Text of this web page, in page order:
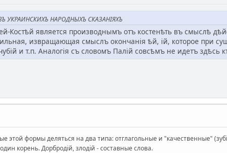
УКРАИНСКИХЪ НАРОДНЫХЪ СКАЗАНІЯХЪ
Костѣй является производнымъ отъ костенѣть въ смыслѣ
извращающая смыслъ окончанія ѣй, ій, которое при
и т.п. Аналогія съ словомъ Палій совсѣмъ не идетъ здѣсь
этой формы деляться на два типа: отглагольные и "качественные"
корень. Дорбродій, злодій - составные слова.